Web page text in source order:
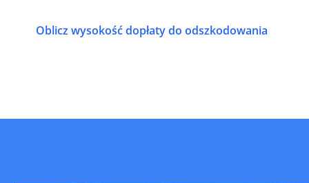
Oblicz wysokość dopłaty do odszkodowania